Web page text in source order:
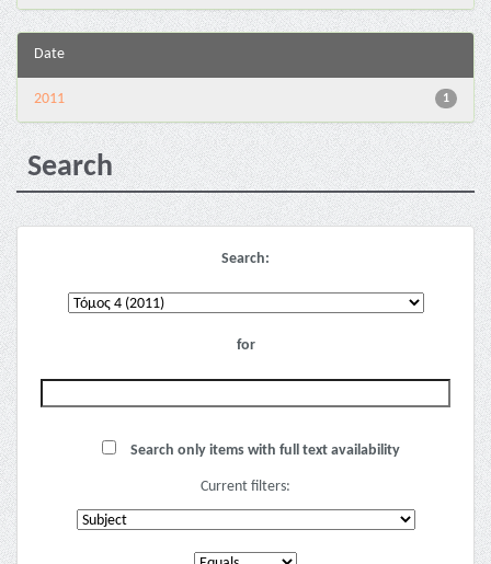
Date
1
2011
Search
Search:
for
Search only items with full text availability
Current filters: